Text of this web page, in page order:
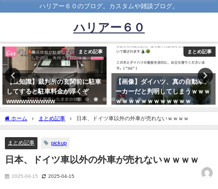
ハリアー６０のブログ。カスタムや雑談ブログ。
ハリアー６０
まとめ記事
【豆知識】裁判所の玄関前に駐車
してすると駐車料金が浮くぞ
wwwwwwwwww
まとめ記事
【画像】ダイハツ、真の自動車メ
ーカーだと判明してしまうｗｗｗ
ｗｗｗｗｗｗｗｗｗｗｗｗ
ホーム まとめ記事 日本、ドイツ車以外の外車が売れないｗｗｗｗ
まとめ記事 pickup
日本、ドイツ車以外の外車が売れないｗｗｗｗ
2025-04-15 2025-04-15